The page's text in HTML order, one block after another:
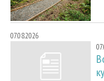
07.08.2026